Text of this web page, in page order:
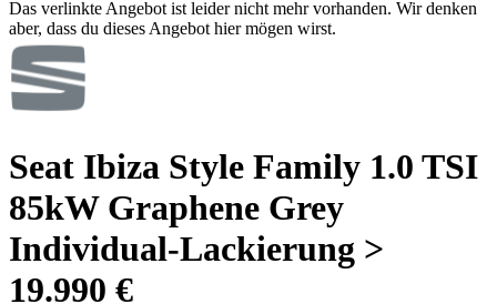
Das verlinkte Angebot ist leider nicht mehr vorhanden. Wir denken
aber, dass du dieses Angebot hier mögen wirst.
Seat Ibiza Style Family 1.0 TSI
85kW Graphene Grey
Individual-Lackierung >
19.990 €